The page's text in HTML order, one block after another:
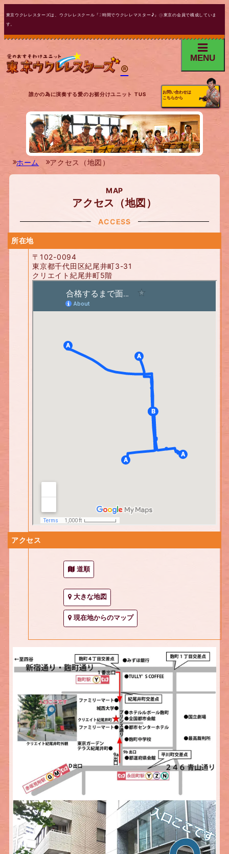
東京ウクレレスターズは、ウクレレスクール『2時間でウクレレマスター♪』@東京の会員で構成していま
す。
®
MENU
誰かの為に演奏する愛のお裾分けユニット TUS
お問い合わせは
こちらから
ホーム アクセス（地図）
MAP
アクセス（地図）
ACCESS
所在地
〒102-0094
東京都千代田区紀尾井町3-31
クリエイト紀尾井町5階
アクセス
道順
大きな地図
現在地からのマップ